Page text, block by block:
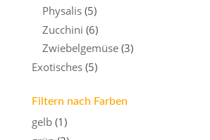
Physalis (5)
Zucchini (6)
Zwiebelgemüse (3)
Exotisches (5)
Filtern nach Farben
gelb (1)